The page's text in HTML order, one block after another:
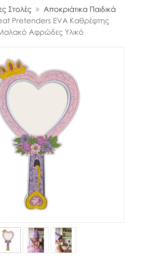
Στολές
Αποκριάτικα Παιδικά
Pretenders EVA Καθρέφτης
Αφρώδες Υλικό